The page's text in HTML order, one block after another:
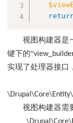
视图构建器是
键下的“
实现了处理器接口
视图构建器需